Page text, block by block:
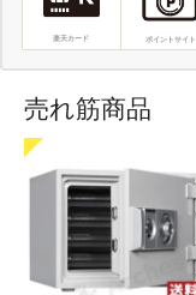
楽天カード ポイントサイト
売れ筋商品